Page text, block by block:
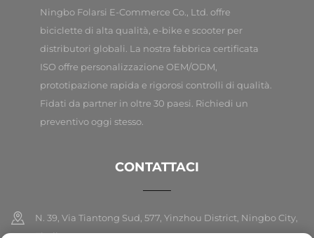
Ningbo Folarsi E-Commerce Co., Ltd. offre
biciclette di alta qualità, e-bike e scooter per
distributori globali. La nostra fabbrica certificata
ISO offre personalizzazione OEM/ODM,
prototipazione rapida e rigorosi controlli di qualità.
Fidati da partner in oltre 30 paesi. Richiedi un
preventivo oggi stesso.
CONTATTACI
N. 39, Via Tiantong Sud, 577, Yinzhou District, Ningbo City,